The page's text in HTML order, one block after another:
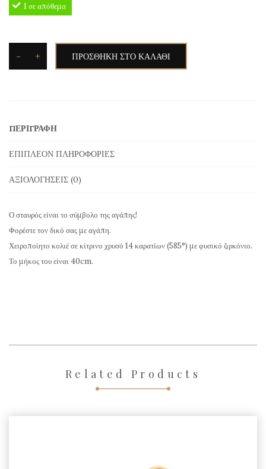
1 σε απόθεμα
-
Χρυσό
+ ΠΡΟΣΘΉΚΗ ΣΤΟ ΚΑΛΆΘΙ
ΠΕΡΙΓΡΑΦΉ
ΕΠΙΠΛΈΟΝ ΠΛΗΡΟΦΟΡΊΕΣ
ΑΞΙΟΛΟΓΉΣΕΙΣ (0)
Ο σταυρός είναι το σύμβολο της αγάπης!
Φορέστε τον δικό σας με αγάπη.
Χειροποίητο κολιέ σε κίτρινο χρυσό 14 καρατίων (585°) με φυσικό ζιρκόνιο.
Το μήκος του είναι 40cm.
Related Products